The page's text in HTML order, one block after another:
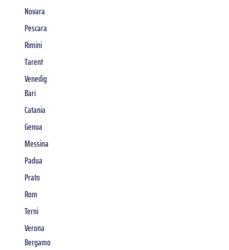
Novara
Pescara
Rimini
Tarent
Venedig
Bari
Catania
Genua
Messina
Padua
Prato
Rom
Terni
Verona
Bergamo